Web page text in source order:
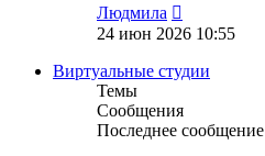
Людмила
к
сообщению
24 июн 2026 10:55
Виртуальные студии
Темы
Сообщения
Последнее сообщение